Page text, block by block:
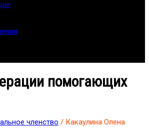
помогающих
членство / Какаулина Олена